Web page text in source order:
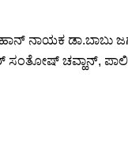
ನಾಯಕ
ಚವ್ಹಾನ್, ಪಾಲಿಕೆ